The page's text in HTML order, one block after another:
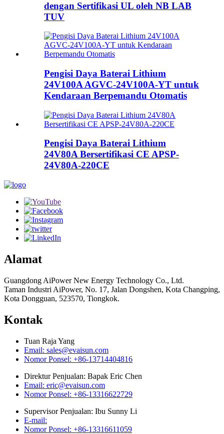
dengan Sertifikasi UL oleh NB LAB
TUV
Pengisi Daya Baterai Lithium
24V100A AGVC-24V100A-YT untuk
Kendaraan Berpemandu Otomatis
Pengisi Daya Baterai Lithium
24V80A Bersertifikasi CE APSP-
24V80A-220CE
Alamat
Guangdong AiPower New Energy Technology Co., Ltd.
Taman Industri AiPower, No. 17, Jalan Dongshen, Kota Changping,
Kota Dongguan, 523570, Tiongkok.
Kontak
Tuan Raja Yang
Email: sales@evaisun.com
Nomor Ponsel: +86-13714404816
Direktur Penjualan: Bapak Eric Chen
Email: eric@evaisun.com
Nomor Ponsel: +86-13316622729
Supervisor Penjualan: Ibu Sunny Li
E-mail:
Nomor Ponsel: +86-13316611059